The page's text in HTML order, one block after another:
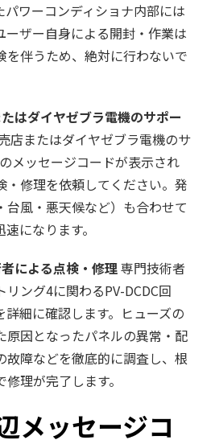
パワーコンディショナ内部には
ーザー自身による開封・作業は
を伴うため、絶対に行わないで
はダイヤゼブラ電機のサポー
店またはダイヤゼブラ電機のサ
メッセージコードが表示され
・修理を依頼してください。発
台風・悪天候など）も合わせて
になります。
による点検・修理専門技術者
ング4に関わるPV-DCDC回
細に確認します。ヒューズの
原因となったパネルの異常・配
故障などを徹底的に調査し、根
理が完了します。
メッセージコ